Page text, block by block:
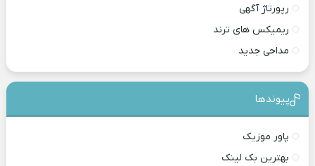
رپورتاژ آگهی
ریمیکس های ترند
مداحی جدید
پیوندها
پاور موزیک
بهترین بک لینک